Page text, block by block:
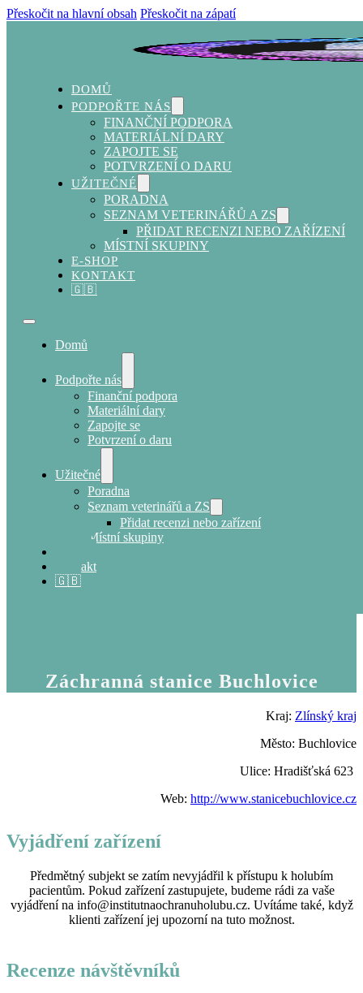
Přeskočit na hlavní obsah Přeskočit na zápatí
DOMŮ
PODPOŘTE NÁS
FINANČNÍ PODPORA
MATERIÁLNÍ DARY
ZAPOJTE SE
POTVRZENÍ O DARU
UŽITEČNÉ
PORADNA
SEZNAM VETERINÁŘŮ A ZS
PŘIDAT RECENZI NEBO ZAŘÍZENÍ
MÍSTNÍ SKUPINY
E-SHOP
KONTAKT
🇬🇧
Domů
Podpořte nás
Finanční podpora
Materiální dary
Zapojte se
Potvrzení o daru
Užitečné
Poradna
Seznam veterinářů a ZS
Přidat recenzi nebo zařízení
Místní skupiny
Kontakt
🇬🇧
Záchranná stanice Buchlovice
Kraj: Zlínský kraj
Město: Buchlovice
Ulice: Hradišťská 623
Web: http://www.stanicebuchlovice.cz
Vyjádření zařízení
Předmětný subjekt se zatím nevyjádřil k přístupu k holubím
pacientům. Pokud zařízení zastupujete, budeme rádi za vaše
vyjádření na info@institutnaochranuholubu.cz. Uvítáme také, když
klienti zařízení jej upozorní na tuto možnost.
Recenze návštěvníků